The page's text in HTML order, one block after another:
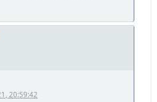
20:59:42